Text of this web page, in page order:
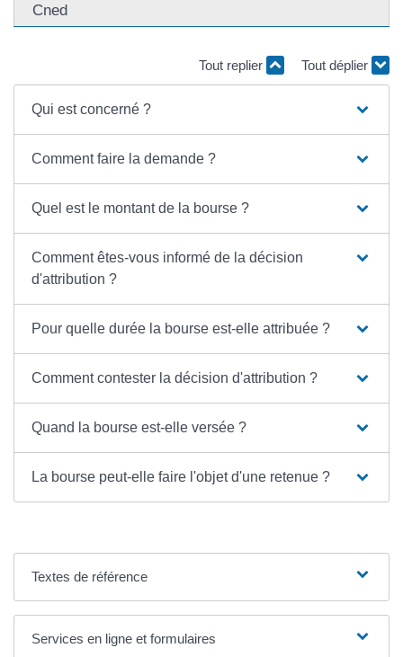
Cned
Tout replier Tout déplier
Qui est concerné ?
Comment faire la demande ?
Quel est le montant de la bourse ?
Comment êtes-vous informé de la décision
d'attribution ?
Pour quelle durée la bourse est-elle attribuée ?
Comment contester la décision d'attribution ?
Quand la bourse est-elle versée ?
La bourse peut-elle faire l'objet d'une retenue ?
Textes de référence
Services en ligne et formulaires